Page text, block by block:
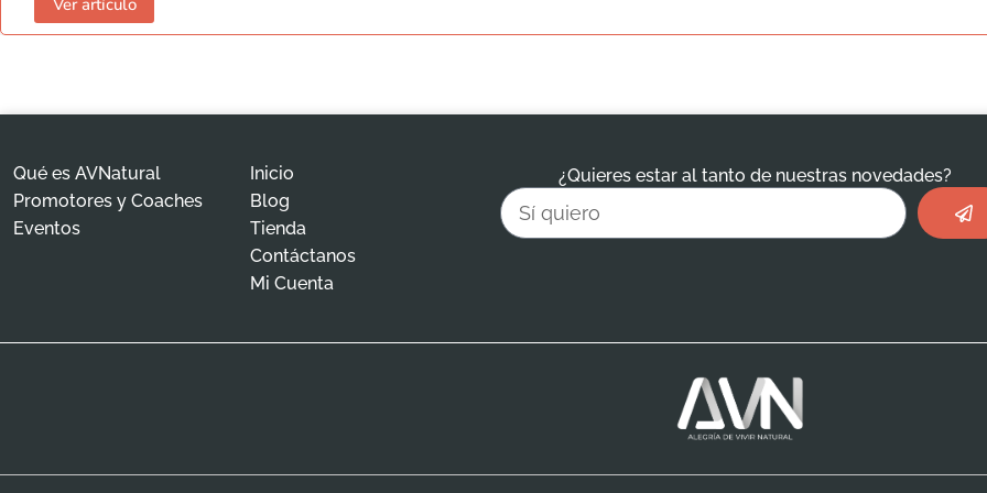
Ver artículo
Qué es AVNatural
Promotores y Coaches
Eventos
Inicio
Blog
Tienda
Contáctanos
Mi Cuenta
¿Quieres estar al tanto de nuestras novedades?
Email